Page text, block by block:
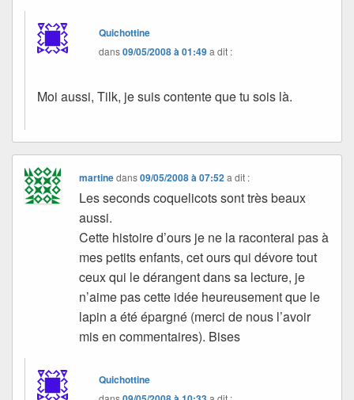
Quichottine
dans09/05/2008 à 01:49a dit :
Moi aussi, Tilk, je suis contente que tu sois là.
martinedans09/05/2008 à 07:52 a dit :
Les seconds coquelicots sont très beaux
aussi.
Cette histoire d’ours je ne la raconterai pas à
mes petits enfants, cet ours qui dévore tout
ceux qui le dérangent dans sa lecture, je
n’aime pas cette idée heureusement que le
lapin a été épargné (merci de nous l’avoir
mis en commentaires). Bises
Quichottine